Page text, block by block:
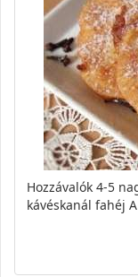
Hozzávalók 4-5
kávéskanál fahéj